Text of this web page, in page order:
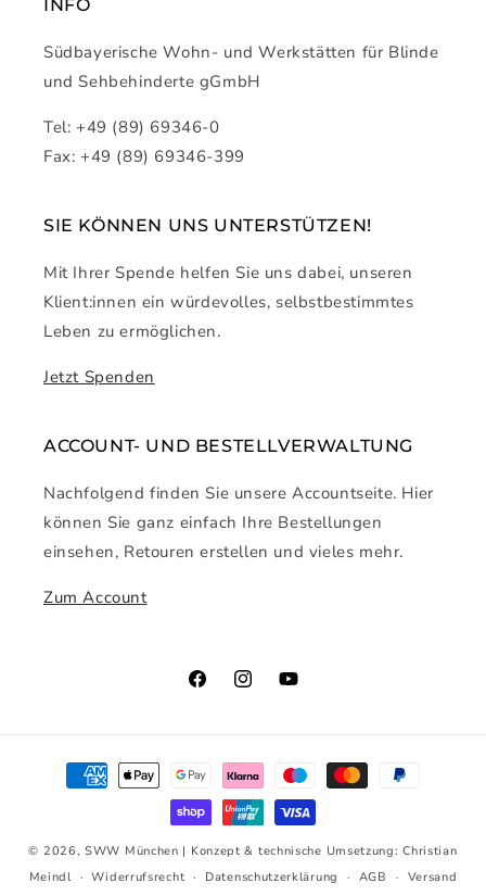
INFO
Südbayerische Wohn- und Werkstätten für Blinde
und Sehbehinderte gGmbH
Tel: +49 (89) 69346-0
Fax: +49 (89) 69346-399
SIE KÖNNEN UNS UNTERSTÜTZEN!
Mit Ihrer Spende helfen Sie uns dabei, unseren
Klient:innen ein würdevolles, selbstbestimmtes
Leben zu ermöglichen.
Jetzt Spenden
ACCOUNT- UND BESTELLVERWALTUNG
Nachfolgend finden Sie unsere Accountseite. Hier
können Sie ganz einfach Ihre Bestellungen
einsehen, Retouren erstellen und vieles mehr.
Zum Account
FacebookInstagramYouTube
Zahlungsmethoden
© 2026,SWW München | Konzept & technische Umsetzung:Christian
Meindl
Widerrufsrecht Datenschutzerklärung AGB Versand